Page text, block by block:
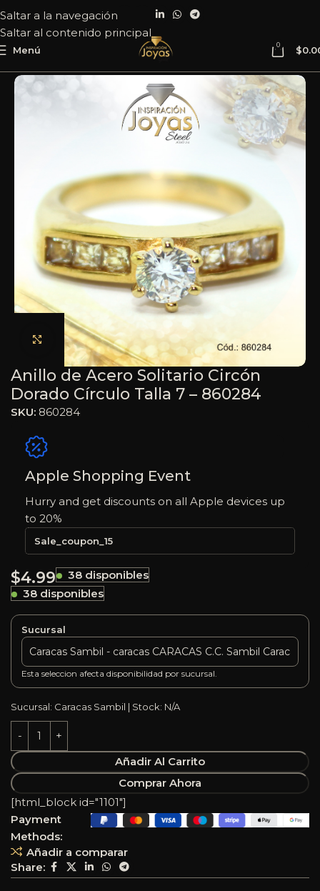
Saltar a la navegación
Saltar al contenido principal
Menú 0 $
Haga clic para ampliar
Anillo de Acero Solitario Circón
Dorado Círculo Talla 7 – 860284
SKU: 860284
Apple Shopping Event
Hurry and get discounts on all Apple devices up
to 20%
Sale_coupon_15
$4.99
38 disponibles
38 disponibles
Sucursal
Esta seleccion afecta disponibilidad por sucursal.
Sucursal: Caracas Sambil | Stock: N/A
Añadir Al Carrito
Comprar Ahora
Añadir a comparar
Share:
[html_block id="1101"]
Payment
Methods: